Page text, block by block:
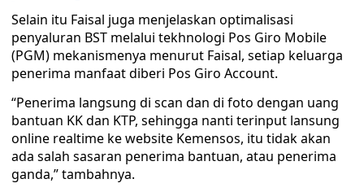
Selain itu Faisal juga menjelaskan optimalisasi
penyaluran BST melalui tekhnologi Pos Giro Mobile
(PGM) mekanismenya menurut Faisal, setiap keluarga
penerima manfaat diberi Pos Giro Account.
“Penerima langsung di scan dan di foto dengan uang
bantuan KK dan KTP, sehingga nanti terinput lansung
online realtime ke website Kemensos, itu tidak akan
ada salah sasaran penerima bantuan, atau penerima
ganda,” tambahnya.